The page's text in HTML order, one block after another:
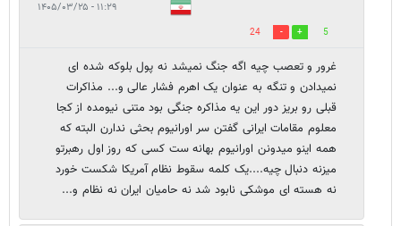
۱۱:۲۹ - ۱۴۰۵/۰۳/۲۵
5
24
غرور و تعصب چیه اگه جنگ نمیشد نه پول بلوکه شده ای
نمیدادن و تنگه به عنوان یک اهرم فشار عالی و... مذاکرات
قبلی رو بریز دور این یه مذاکره جنگی بود متنی نیومده از کجا
معلوم مقامات ایرانی گفتن سر اورانیوم بحثی ندارن البته که
همه اینو میدونن اورانیوم بهانه ست کسی که روز اول رهبرتو
میزنه دنبال چیه....یک کلمه سقوط نظام آمریکا شکست خورد
نه هسته ای موشکی نابود شد نه حامیان ایران نه نظام و...